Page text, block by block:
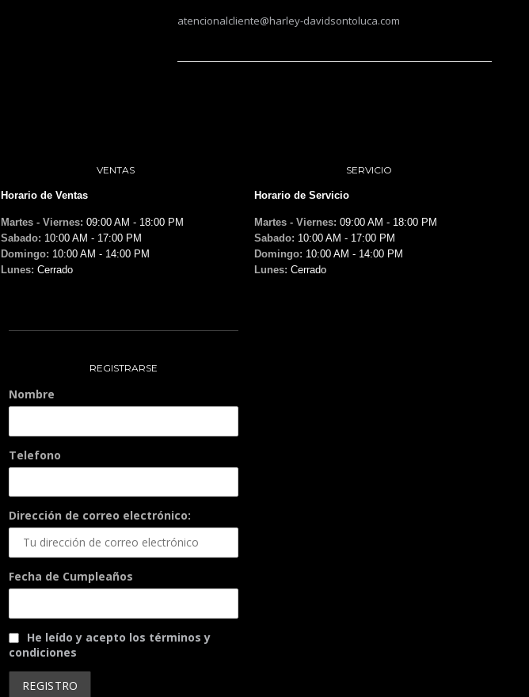
atencionalcliente@harley-davidsontoluca.com
VENTAS
Horario de Ventas
Martes - Viernes: 09:00 AM - 18:00 PM
Sabado: 10:00 AM - 17:00 PM
Domingo: 10:00 AM - 14:00 PM
Lunes: Cerrado
SERVICIO
Horario de Servicio
Martes - Viernes: 09:00 AM - 18:00 PM
Sabado: 10:00 AM - 17:00 PM
Domingo: 10:00 AM - 14:00 PM
Lunes: Cerrado
REGISTRARSE
Nombre
Telefono
Dirección de correo electrónico:
Fecha de Cumpleaños
He leído y acepto los términos y
condiciones